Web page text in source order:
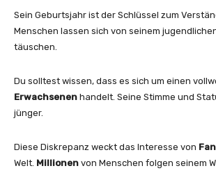
Sein Geburtsjahr ist der Schlüssel zum
Menschen lassen sich von seinem
täuschen.
Du solltest wissen, dass es sich um einen
Erwachsenen handelt. Seine Stimme und
jünger.
Diese Diskrepanz weckt das Interesse von
Welt. Millionen von Menschen folgen seinem